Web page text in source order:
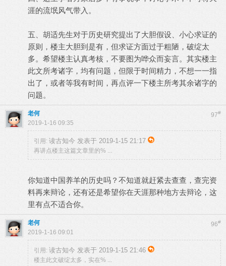
涯的流氓风气带入。
五、胡适先生对于历史研究提出了大胆假设、小心求证的
原则，楼主大胆到是有，但求证方面过于粗陋，破绽太
多。希望楼主认真考核，不要图为哗众而妄言。其实楼主
此文所考诸字，均有问题，但限于时间精力，不想一一指
出了，或者等我有时间，再点评一下楼主所考其余诸字的
问题。
97#
老何
2019-1-16 09:35
引用: 读古知今 发表于 2019-1-15 21:17
再讲点楼主这篇文章里的% ...
你知道中国养羊的历史吗？不知道就赶紧去查查，查完资
料再来辩论，还有还是希望你在天涯那种地方去辩论，这
里有点不适合你。
96#
老何
2019-1-16 09:01
引用: 读古知今 发表于 2019-1-15 21:46
楼主此文破绽太多，实在% ...